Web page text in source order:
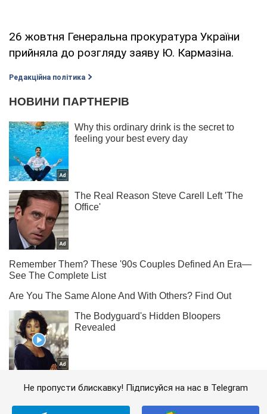
26 жовтня Генеральна прокуратура України
прийняла до розгляду заяву Ю. Кармазіна.
Редакційна політика
Не пропусти блискавку! Підписуйся на нас в Telegram